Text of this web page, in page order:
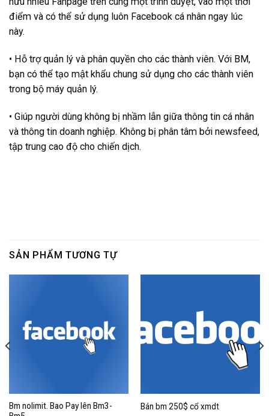
điểm và có thể sử dụng luôn Facebook cá nhân ngay lúc
này.
• Hỗ trợ quản lý và phân quyền cho các thành viên. Với BM,
bạn có thể tạo mật khẩu chung sử dụng cho các thành viên
trong bộ máy quản lý.
• Giúp người dùng không bị nhầm lẫn giữa thông tin cá nhân
và thông tin doanh nghiệp. Không bị phân tâm bởi newsfeed,
tập trung cao độ cho chiến dịch.
SẢN PHẨM TƯƠNG TỰ
Bm nolimit. Bao Pay lên Bm3-
Bán bm 250$ cổ xmdt